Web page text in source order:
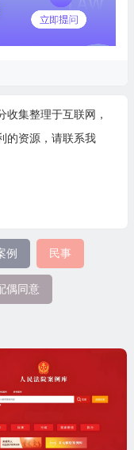
集整理于互联网，
的资源，请联系我
例 民事
偶同意